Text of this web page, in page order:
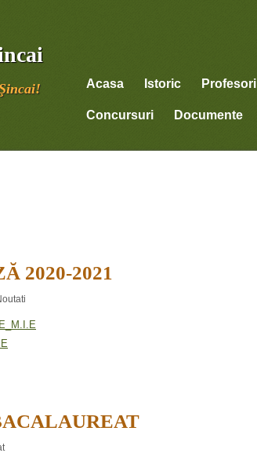
Acasa Istoric Profesori
Concursuri Documente
2020-2021